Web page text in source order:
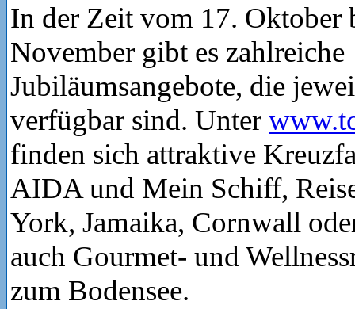
In der Zeit vom 17. Oktober
November gibt es zahlreiche
Jubiläumsangebote, die
verfügbar sind. Unter
finden sich attraktive
AIDA und Mein Schiff,
York, Jamaika, Cornwall
auch Gourmet- und
zum Bodensee.